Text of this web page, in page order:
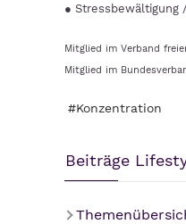
● Stressbewältigung
Mitglied im Verband
Mitglied im
#Konzentration
Beiträge